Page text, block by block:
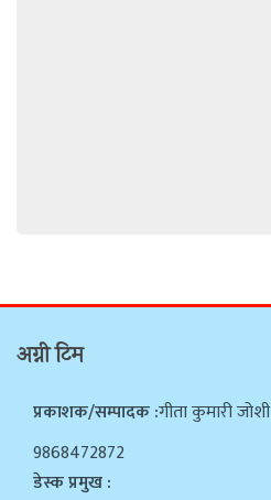
अग्नी टिम
प्रकाशक/सम्पादक :गीता कुमारी जोशी
9868472872
डेस्क प्रमुख :